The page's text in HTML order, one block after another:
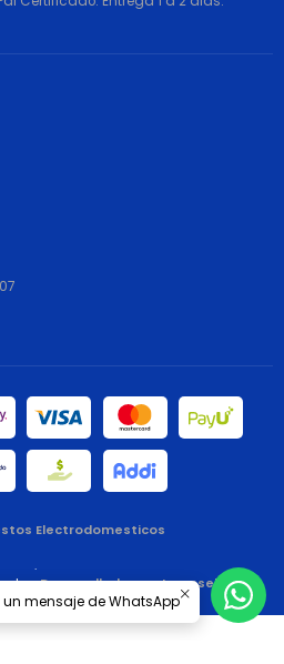
Electrodomesticos
.
Desarrollado por Jumpseller.
un mensaje de WhatsApp